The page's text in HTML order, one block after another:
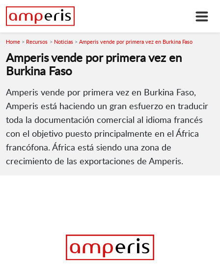
Home Recursos Noticias Amperis vende por primera vez en Burkina Faso
Amperis vende por primera vez en
Burkina Faso
Amperis vende por primera vez en Burkina Faso,
Amperis está haciendo un gran esfuerzo en traducir
toda la documentación comercial al idioma francés
con el objetivo puesto principalmente en el África
francófona. África está siendo una zona de
crecimiento de las exportaciones de Amperis.